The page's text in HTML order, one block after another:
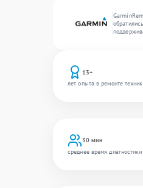
13+
лет опыта в ремонте
30 мин
среднее время диагностики